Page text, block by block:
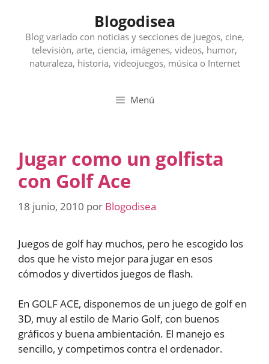
contenido
Blogodisea
Blog variado con noticias y secciones de juegos, cine,
televisión, arte, ciencia, imágenes, videos, humor,
naturaleza, historia, videojuegos, música o Internet
Menú
Jugar como un golfista
con Golf Ace
18 junio, 2010 por Blogodisea
Juegos de golf hay muchos, pero he escogido los
dos que he visto mejor para jugar en esos
cómodos y divertidos juegos de flash.
En GOLF ACE, disponemos de un juego de golf en
3D, muy al estilo de Mario Golf, con buenos
gráficos y buena ambientación. El manejo es
sencillo, y competimos contra el ordenador.